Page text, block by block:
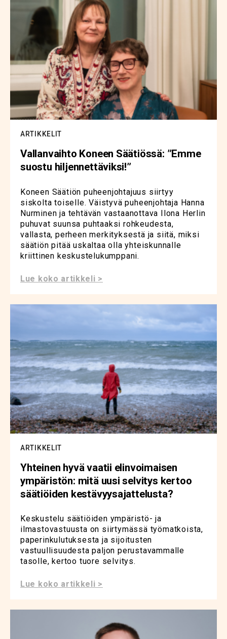
ARTIKKELIT
Vallanvaihto Koneen Säätiössä: ”Emme
suostu hiljennettäviksi!”
Koneen Säätiön puheenjohtajuus siirtyy
siskolta toiselle. Väistyvä puheenjohtaja Hanna
Nurminen ja tehtävän vastaanottava Ilona Herlin
puhuvat suunsa puhtaaksi rohkeudesta,
vallasta, perheen merkityksestä ja siitä, miksi
säätiön pitää uskaltaa olla yhteiskunnalle
kriittinen keskustelukumppani.
Lue koko artikkeli >
ARTIKKELIT
Yhteinen hyvä vaatii elinvoimaisen
ympäristön: mitä uusi selvitys kertoo
säätiöiden kestävyysajattelusta?
Keskustelu säätiöiden ympäristö- ja
ilmastovastuusta on siirtymässä työmatkoista,
paperinkulutuksesta ja sijoitusten
vastuullisuudesta paljon perustavammalle
tasolle, kertoo tuore selvitys.
Lue koko artikkeli >